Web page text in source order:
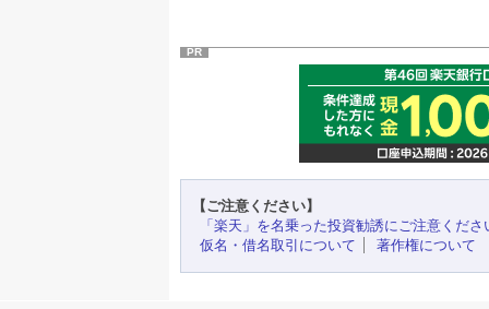
PR
【ご注意ください】
「楽天」を名乗った投資勧誘にご注意くださ
仮名・借名取引について
著作権について